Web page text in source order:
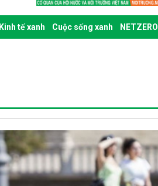
Kinh tế xanh Cuộc sống xanh NETZERO